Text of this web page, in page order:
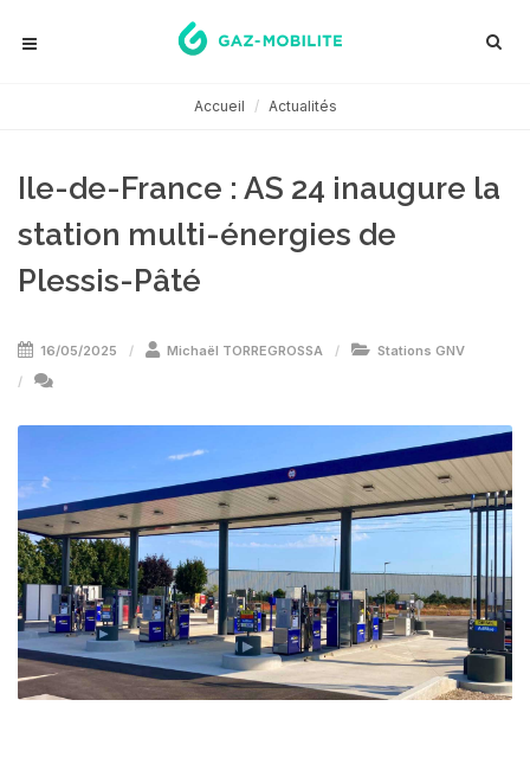
Accueil Actualités
Ile-de-France : AS 24 inaugure la
station multi-énergies de
Plessis-Pâté
16/05/2025 Michaël TORREGROSSA Stations GNV